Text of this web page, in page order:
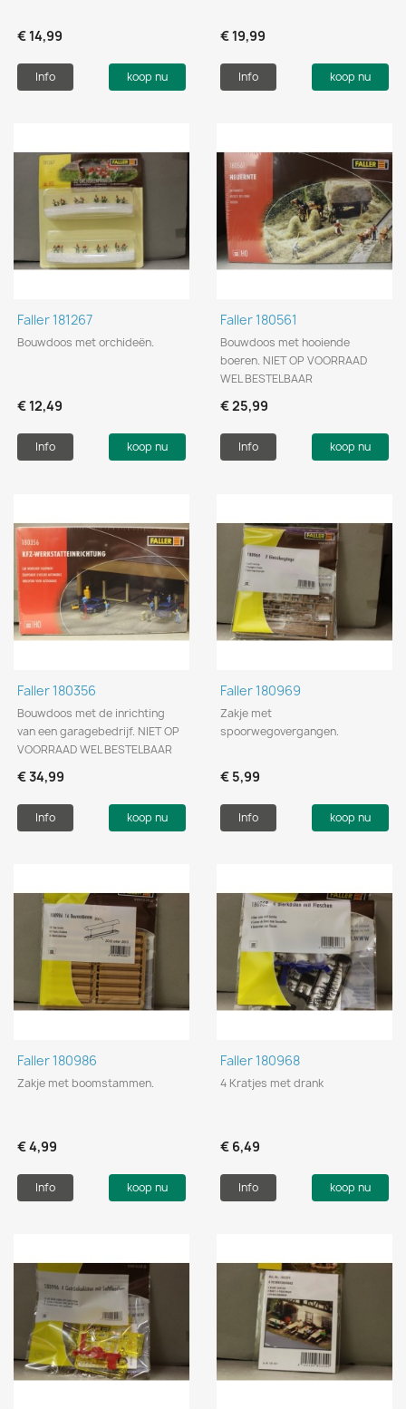
€ 14,99
Info koop nu
€ 19,99
Info koop nu
Faller 181267
Bouwdoos met orchideën.
€ 12,49
Info koop nu
Faller 180561
Bouwdoos met hooiende
boeren. NIET OP VOORRAAD
WEL BESTELBAAR
€ 25,99
Info koop nu
Faller 180356
Bouwdoos met de inrichting
van een garagebedrijf. NIET OP
VOORRAAD WEL BESTELBAAR
€ 34,99
Info koop nu
Faller 180969
Zakje met
spoorwegovergangen.
€ 5,99
Info koop nu
Faller 180986
Zakje met boomstammen.
€ 4,99
Info koop nu
Faller 180968
4 Kratjes met drank
€ 6,49
Info koop nu